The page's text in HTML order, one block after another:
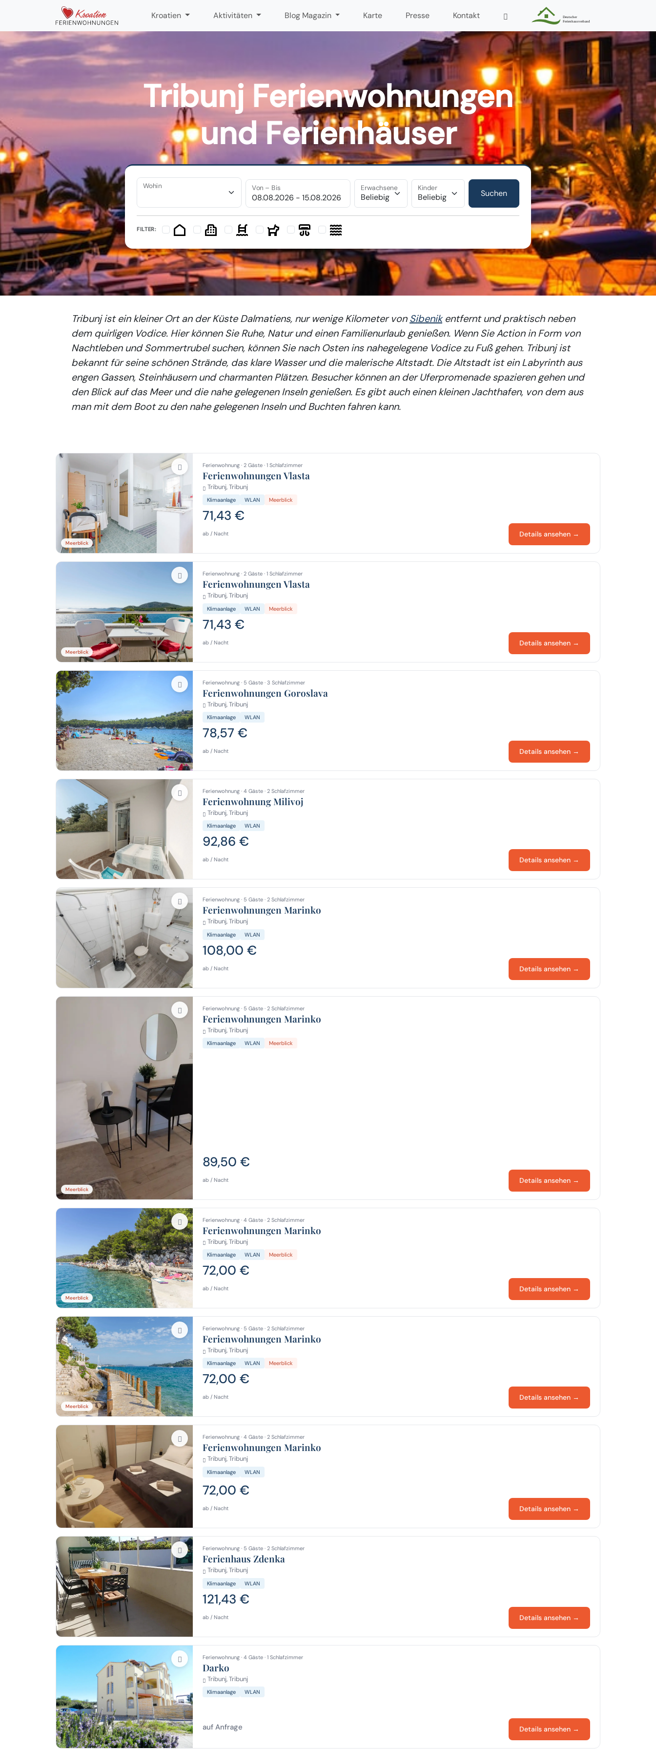
Kroatien Aktivitäten Blog Magazin Karte Presse Kontakt
Tribunj Ferienwohnungen
und Ferienhäuser
Wohin Von – Bis Erwachsene Kinder
FILTER:
Tribunj ist ein kleiner Ort an der Küste Dalmatiens, nur wenige Kilometer vonSibenikentfernt und praktisch neben
dem quirligen Vodice. Hier können Sie Ruhe, Natur und einen Familienurlaub genießen. Wenn Sie Action in Form von
Nachtleben und Sommertrubel suchen, können Sie nach Osten ins nahegelegene Vodice zu Fuß gehen. Tribunj ist
bekannt für seine schönen Strände, das klare Wasser und die malerische Altstadt. Die Altstadt ist ein Labyrinth aus
engen Gassen, Steinhäusern und charmanten Plätzen. Besucher können an der Uferpromenade spazieren gehen und
den Blick auf das Meer und die nahe gelegenen Inseln genießen. Es gibt auch einen kleinen Jachthafen, von dem aus
man mit dem Boot zu den nahe gelegenen Inseln und Buchten fahren kann.
Meerblick
Ferienwohnung · 2 Gäste · 1 Schlafzimmer
Ferienwohnungen Vlasta
Tribunj, Tribunj
Klimaanlage WLAN Meerblick
71,43 €
ab / Nacht Details ansehen →
Meerblick
Ferienwohnung · 2 Gäste · 1 Schlafzimmer
Ferienwohnungen Vlasta
Tribunj, Tribunj
Klimaanlage WLAN Meerblick
71,43 €
ab / Nacht Details ansehen →
Ferienwohnung · 5 Gäste · 3 Schlafzimmer
Ferienwohnungen Goroslava
Tribunj, Tribunj
Klimaanlage WLAN
78,57 €
ab / Nacht Details ansehen →
Ferienwohnung · 4 Gäste · 2 Schlafzimmer
Ferienwohnung Milivoj
Tribunj, Tribunj
Klimaanlage WLAN
92,86 €
ab / Nacht Details ansehen →
Ferienwohnung · 5 Gäste · 2 Schlafzimmer
Ferienwohnungen Marinko
Tribunj, Tribunj
Klimaanlage WLAN
108,00 €
ab / Nacht Details ansehen →
Meerblick
Ferienwohnung · 5 Gäste · 2 Schlafzimmer
Ferienwohnungen Marinko
Tribunj, Tribunj
Klimaanlage WLAN Meerblick
89,50 €
ab / Nacht Details ansehen →
Meerblick
Ferienwohnung · 4 Gäste · 2 Schlafzimmer
Ferienwohnungen Marinko
Tribunj, Tribunj
Klimaanlage WLAN Meerblick
72,00 €
ab / Nacht Details ansehen →
Meerblick
Ferienwohnung · 5 Gäste · 2 Schlafzimmer
Ferienwohnungen Marinko
Tribunj, Tribunj
Klimaanlage WLAN Meerblick
72,00 €
ab / Nacht Details ansehen →
Ferienwohnung · 4 Gäste · 2 Schlafzimmer
Ferienwohnungen Marinko
Tribunj, Tribunj
Klimaanlage WLAN
72,00 €
ab / Nacht Details ansehen →
Ferienwohnung · 5 Gäste · 2 Schlafzimmer
Ferienhaus Zdenka
Tribunj, Tribunj
Klimaanlage WLAN
121,43 €
ab / Nacht Details ansehen →
Ferienwohnung · 4 Gäste · 1 Schlafzimmer
Darko
Tribunj, Tribunj
Klimaanlage WLAN
auf Anfrage Details ansehen →